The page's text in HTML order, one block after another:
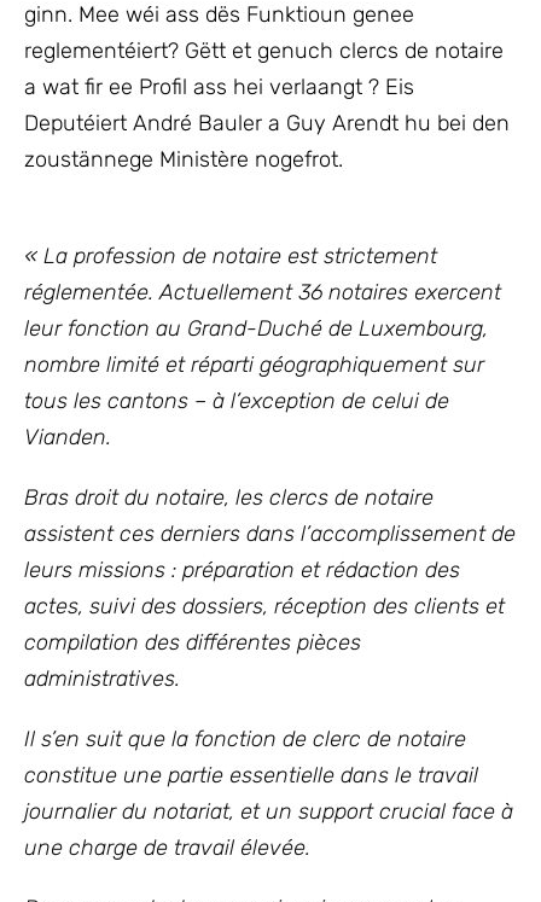
ginn. Mee wéi ass dës Funktioun genee
reglementéiert? Gëtt et genuch clercs de notaire
a wat fir ee Profil ass hei verlaangt ? Eis
Deputéiert André Bauler a Guy Arendt hu bei den
zoustännege Ministère nogefrot.
« La profession de notaire est strictement
réglementée. Actuellement 36 notaires exercent
leur fonction au Grand-Duché de Luxembourg,
nombre limité et réparti géographiquement sur
tous les cantons – à l’exception de celui de
Vianden.
Bras droit du notaire, les clercs de notaire
assistent ces derniers dans l’accomplissement de
leurs missions : préparation et rédaction des
actes, suivi des dossiers, réception des clients et
compilation des différentes pièces
administratives.
Il s’en suit que la fonction de clerc de notaire
constitue une partie essentielle dans le travail
journalier du notariat, et un support crucial face à
une charge de travail élevée.